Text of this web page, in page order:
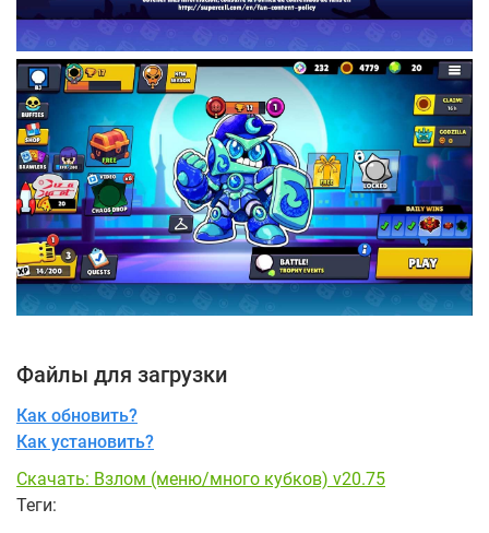
Файлы для загрузки
Как обновить?
Как установить?
Скачать: Взлом (меню/много кубков) v20.75
Теги: